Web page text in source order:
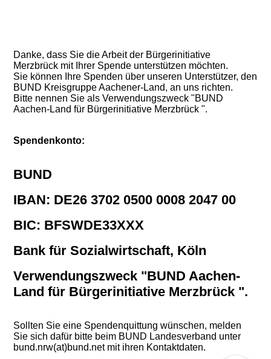
Danke, dass Sie die Arbeit der Bürgerinitiative
Merzbrück mit Ihrer Spende unterstützen möchten.
Sie können Ihre Spenden über unseren Unterstützer, den
BUND Kreisgruppe Aachener-Land, an uns richten.
Bitte nennen Sie als Verwendungszweck "BUND
Aachen-Land für Bürgerinitiative Merzbrück ".
Spendenkonto:
BUND
IBAN: DE26 3702 0500 0008 2047 00
BIC: BFSWDE33XXX
Bank für Sozialwirtschaft, Köln
Verwendungszweck "BUND Aachen-
Land für Bürgerinitiative Merzbrück ".
Sollten Sie eine Spendenquittung wünschen, melden
Sie sich dafür bitte beim BUND Landesverband unter
bund.nrw(at)bund.net mit ihren Kontaktdaten.